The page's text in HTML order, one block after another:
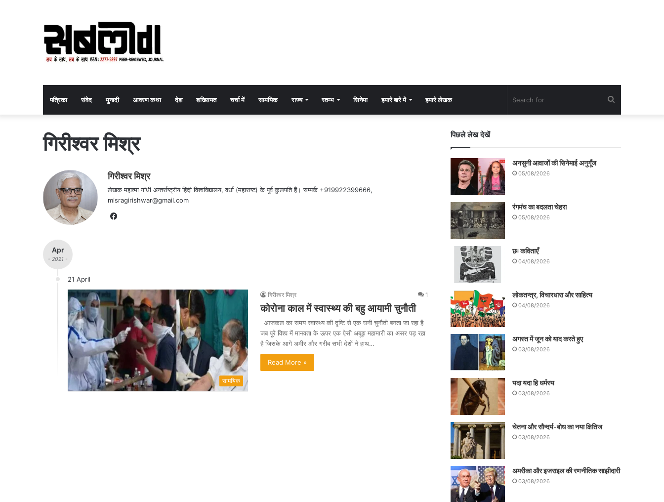
पत्रिका संवेद मुनादी आवरण कथा देश शख्सियत चर्चा में सामयिक राज्य स्तम्भ सिनेमा हमारे बारे में हमारे लेखक
गिरीश्वर मिश्र
गिरीश्वर मिश्र
लेखक महात्मा गांधी अन्तर्राष्ट्रीय हिंदी विश्वविद्यालय, वर्धा (महाराष्ट) के पूर्व कुलपति हैं। सम्पर्क +919922399666,
misragirishwar@gmail.com
Facebook
Apr
- 2021 -
21 April
सामयिक
गिरीश्वर मिश्र 1
कोरोना काल में स्वास्थ्य की बहु आयामी चुनौती
आजकल का समय स्वास्थ्य की दृष्टि से एक घनी चुनौती बनता जा रहा है
जब पूरे विश्व में मानवता के ऊपर एक ऐसी अबूझ महामारी का असर पड़ रहा
है जिसके आगे अमीर और गरीब सभी देशों ने हाथ…
Read More »
पिछले लेख देखें
अनसुनी आवाजों की सिनेमाई अनुगूँज
05/08/2026
रंगमंच का बदलता चेहरा
05/08/2026
छः कविताएँ
04/08/2026
लोकतन्त्र, विचारधारा और साहित्य
04/08/2026
अगस्त में जून को याद करते हुए
03/08/2026
यदा यदा हि धर्मस्य
03/08/2026
चेतना और सौन्दर्य-बोध का नया क्षितिज
03/08/2026
अमरीका और इजराइल की रणनीतिक साझीदारी
03/08/2026